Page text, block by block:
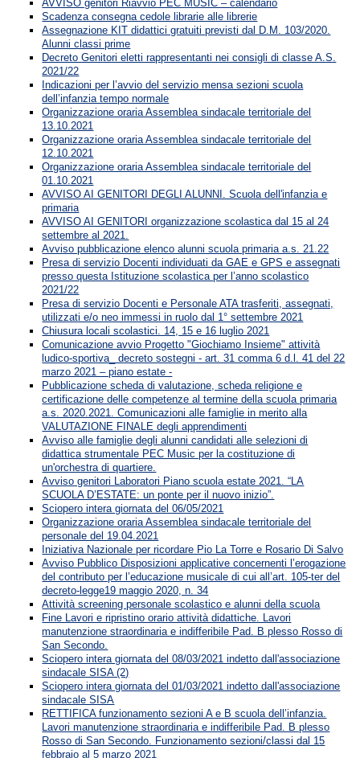
AVVISO genitori Riavvio PEC MUSIC – calendario
Scadenza consegna cedole librarie alle librerie
Assegnazione KIT didattici gratuiti previsti dal D.M. 103/2020.
Alunni classi prime
Decreto Genitori eletti rappresentanti nei consigli di classe A.S.
2021/22
Indicazioni per l’avvio del servizio mensa sezioni scuola
dell’infanzia tempo normale
Organizzazione oraria Assemblea sindacale territoriale del
13.10.2021
Organizzazione oraria Assemblea sindacale territoriale del
12.10.2021
Organizzazione oraria Assemblea sindacale territoriale del
01.10.2021
AVVISO AI GENITORI DEGLI ALUNNI. Scuola dell'infanzia e
primaria
AVVISO AI GENITORI organizzazione scolastica dal 15 al 24
settembre al 2021.
Avviso pubblicazione elenco alunni scuola primaria a.s. 21.22
Presa di servizio Docenti individuati da GAE e GPS e assegnati
presso questa Istituzione scolastica per l’anno scolastico
2021/22
Presa di servizio Docenti e Personale ATA trasferiti, assegnati,
utilizzati e/o neo immessi in ruolo dal 1° settembre 2021
Chiusura locali scolastici. 14, 15 e 16 luglio 2021
Comunicazione avvio Progetto "Giochiamo Insieme" attività
ludico-sportiva_ decreto sostegni - art. 31 comma 6 d.l. 41 del 22
marzo 2021 – piano estate -
Pubblicazione scheda di valutazione, scheda religione e
certificazione delle competenze al termine della scuola primaria
a.s. 2020.2021. Comunicazioni alle famiglie in merito alla
VALUTAZIONE FINALE degli apprendimenti
Avviso alle famiglie degli alunni candidati alle selezioni di
didattica strumentale PEC Music per la costituzione di
un'orchestra di quartiere.
Avviso genitori Laboratori Piano scuola estate 2021. “LA
SCUOLA D’ESTATE: un ponte per il nuovo inizio”.
Sciopero intera giornata del 06/05/2021
Organizzazione oraria Assemblea sindacale territoriale del
personale del 19.04.2021
Iniziativa Nazionale per ricordare Pio La Torre e Rosario Di Salvo
Avviso Pubblico Disposizioni applicative concernenti l’erogazione
del contributo per l’educazione musicale di cui all’art. 105-ter del
decreto-legge19 maggio 2020, n. 34
Attività screening personale scolastico e alunni della scuola
Fine Lavori e ripristino orario attività didattiche. Lavori
manutenzione straordinaria e indifferibile Pad. B plesso Rosso di
San Secondo.
Sciopero intera giornata del 08/03/2021 indetto dall'associazione
sindacale SISA (2)
Sciopero intera giornata del 01/03/2021 indetto dall'associazione
sindacale SISA
RETTIFICA funzionamento sezioni A e B scuola dell’infanzia.
Lavori manutenzione straordinaria e indifferibile Pad. B plesso
Rosso di San Secondo. Funzionamento sezioni/classi dal 15
febbraio al 5 marzo 2021